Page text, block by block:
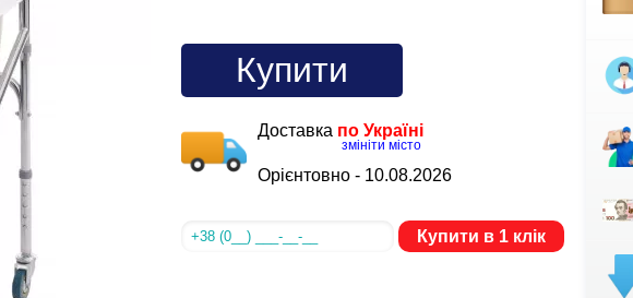
Купити
Доставка по Україні
змініти місто
Орієнтовно - 10.08.2026
Купити в 1 клік